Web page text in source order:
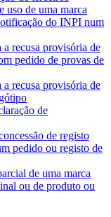
uso de uma marca
do INPI num
a recusa provisória de
pedido de provas de
a recusa provisória de
de
de registo
pedido ou registo de
de uma marca
ou de produto ou